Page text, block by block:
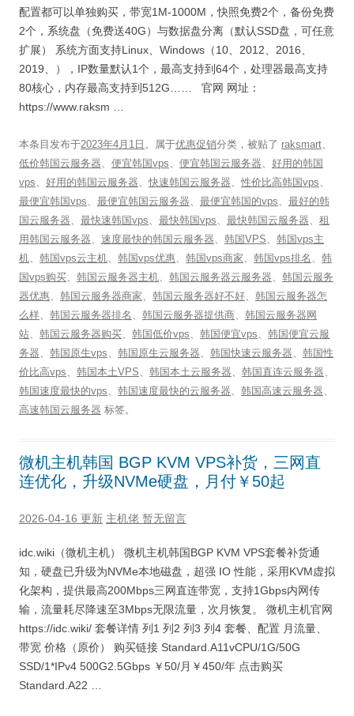
配置都可以单独购买，带宽1M-1000M，快照免费2个，备份免费
2个，系统盘（免费送40G）与数据盘分离（默认SSD盘，可任意
扩展） 系统方面支持Linux、Windows（10、2012、2016、
2019、），IP数量默认1个，最高支持到64个，处理器最高支持
80核心，内存最高支持到512G…… 官网 网址：
https://www.raksm …
本条目发布于2023年4月1日 。属于优惠促销分类，被贴了 raksmart、
低价韩国云服务器、 便宜韩国vps、 便宜韩国云服务器、 好用的韩国
vps、 好用的韩国云服务器、 快速韩国云服务器、 性价比高韩国vps、
最便宜韩国vps、 最便宜韩国云服务器、 最便宜韩国的vps、 最好的韩
国云服务器、 最快速韩国vps、 最快韩国vps、 最快韩国云服务器、 租
用韩国云服务器、 速度最快的韩国云服务器、 韩国VPS、 韩国vps主
机、 韩国vps云主机、 韩国vps优惠、 韩国vps商家、 韩国vps排名 、 韩
国vps购买、 韩国云服务器主机、 韩国云服务器云服务器、 韩国云服务
器优惠、 韩国云服务器商家、 韩国云服务器好不好、 韩国云服务器怎
么样、 韩国云服务器排名 、 韩国云服务器提供商、 韩国云服务器网
站、 韩国云服务器购买、 韩国低价vps、 韩国便宜vps、 韩国便宜云服
务器、 韩国原生vps、 韩国原生云服务器、 韩国快速云服务器、 韩国性
价比高vps、 韩国本土VPS、 韩国本土云服务器、 韩国直连云服务器、
韩国速度最快的vps、 韩国速度最快的云服务器、 韩国高速云服务器、
高速韩国云服务器 标签。
微机主机韩国 BGP KVM VPS补货，三网直
连优化，升级NVMe硬盘，月付￥50起
2026-04-16 更新 主机佬 暂无留言
idc.wiki（微机主机） 微机主机韩国BGP KVM VPS套餐补货通
知，硬盘已升级为NVMe本地磁盘，超强 IO 性能，采用KVM虚拟
化架构，提供最高200Mbps三网直连带宽，支持1Gbps内网传
输，流量耗尽降速至3Mbps无限流量，次月恢复。 微机主机官网
https://idc.wiki/ 套餐详情 列1 列2 列3 列4 套餐、配置 月流量、
带宽 价格（原价） 购买链接 Standard.A11vCPU/1G/50G
SSD/1*IPv4 500G2.5Gbps ￥50/月￥450/年 点击购买
Standard.A22 …